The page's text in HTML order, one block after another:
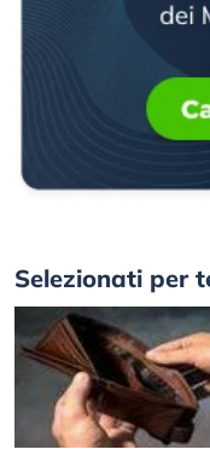
Selezionati per